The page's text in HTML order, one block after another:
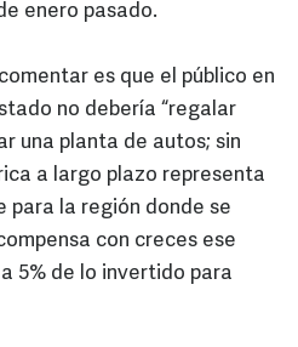
enero pasado.
es que el público en
no debería “regalar
una planta de autos; sin
a largo plazo representa
para la región donde se
con creces ese
5% de lo invertido para